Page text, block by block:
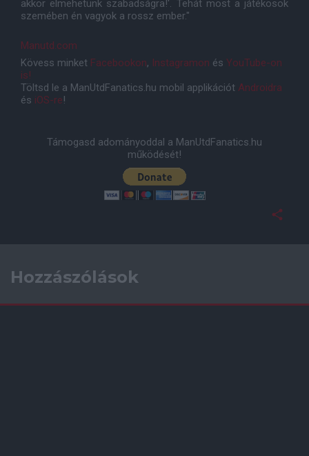
akkor elmehetünk szabadságra!'. Tehát most a játékosok
szemében én vagyok a rossz ember."
Manutd.com
Kövess minket Facebookon, Instagramon és YouTube-on
is!
Töltsd le a ManUtdFanatics.hu mobil applikációt Androidra
és iOS-re!
Támogasd adományoddal a ManUtdFanatics.hu
működését!
Hozzászólások